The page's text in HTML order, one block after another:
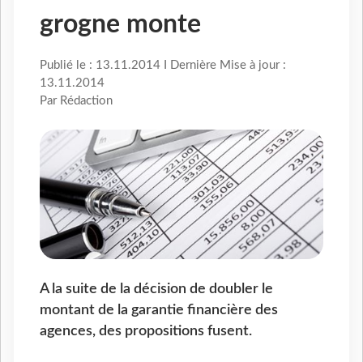
grogne monte
Publié le : 13.11.2014 I Dernière Mise à jour :
13.11.2014
Par Rédaction
A la suite de la décision de doubler le
montant de la garantie financière des
agences, des propositions fusent.